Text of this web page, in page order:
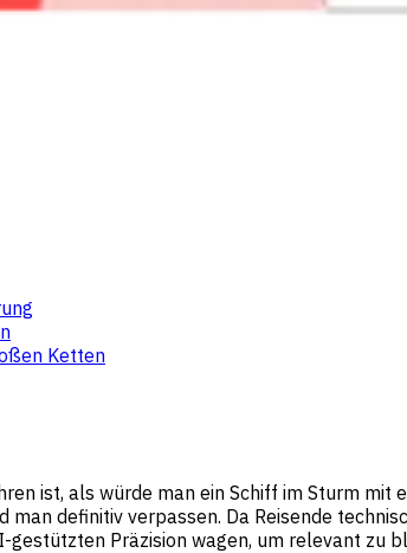
Ketten
ist, als würde man ein Schiff im Sturm
man definitiv verpassen. Da Reisende
Präzision wagen, um relevant zu